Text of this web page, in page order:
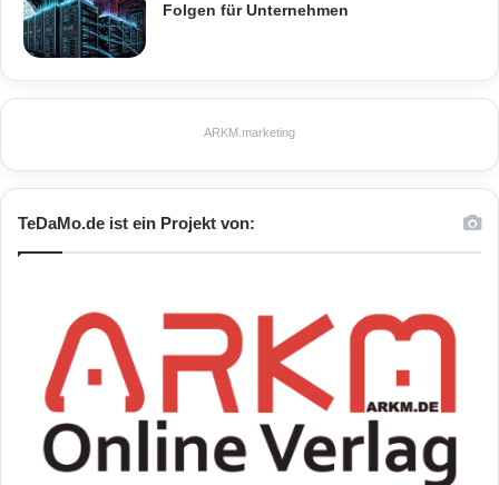
Folgen für Unternehmen
ARKM.marketing
TeDaMo.de ist ein Projekt von: